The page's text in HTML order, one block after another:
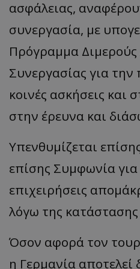
ασφάλειας,
συνεργασία, με
Πρόγραμμα Διμερούς
Συνεργασίας για την
κοινές ασκήσεις και
στην έρευνα και
Υπενθυμίζεται
επίσης Συμφωνία για
επιχειρήσεις
λόγω της
Όσον αφορά τον
η Γερμανία αποτελεί
ASP.NET_SessionId